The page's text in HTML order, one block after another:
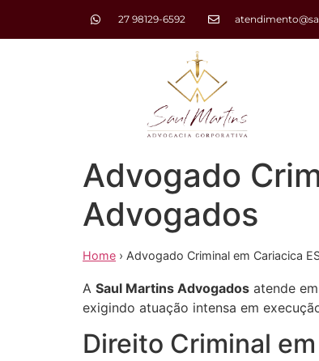
27 98129-6592
Advogado
Advogados
Home › Advogado Criminal em Cariacica
A Saul Martins Advogados atende
exigindo atuação intensa em
Direito Criminal